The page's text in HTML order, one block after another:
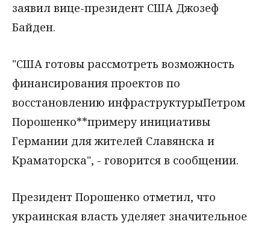
заявил вице-президент США Джозеф
Байден.
"США готовы рассмотреть возможность
финансирования проектов по
восстановлению инфраструктурыПетром
Порошенко**примеру инициативы
Германии для жителей Славянска и
Краматорска", - говорится в сообщении.
Президент Порошенко отметил, что
украинская власть уделяет значительное